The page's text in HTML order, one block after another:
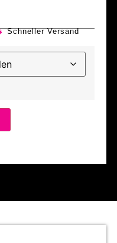
Schneller Versand